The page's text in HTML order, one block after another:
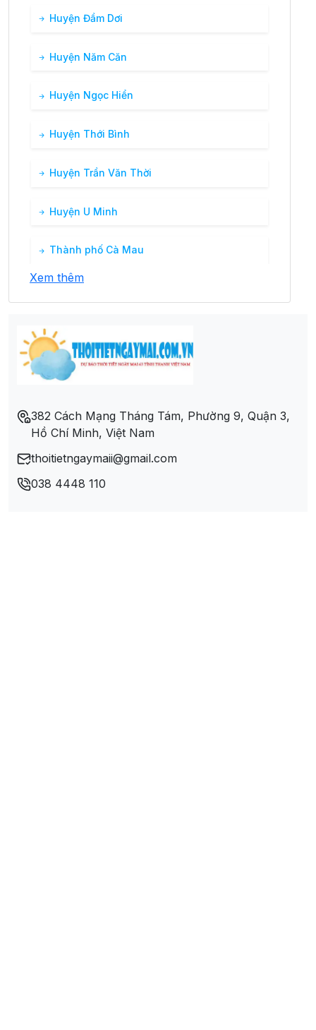
Huyện Đầm Dơi
Huyện Năm Căn
Huyện Ngọc Hiển
Huyện Thới Bình
Huyện Trần Văn Thời
Huyện U Minh
Thành phố Cà Mau
Xem thêm
382 Cách Mạng Tháng Tám, Phường 9, Quận 3,
Hồ Chí Minh, Việt Nam
thoitietngaymaii@gmail.com
038 4448 110